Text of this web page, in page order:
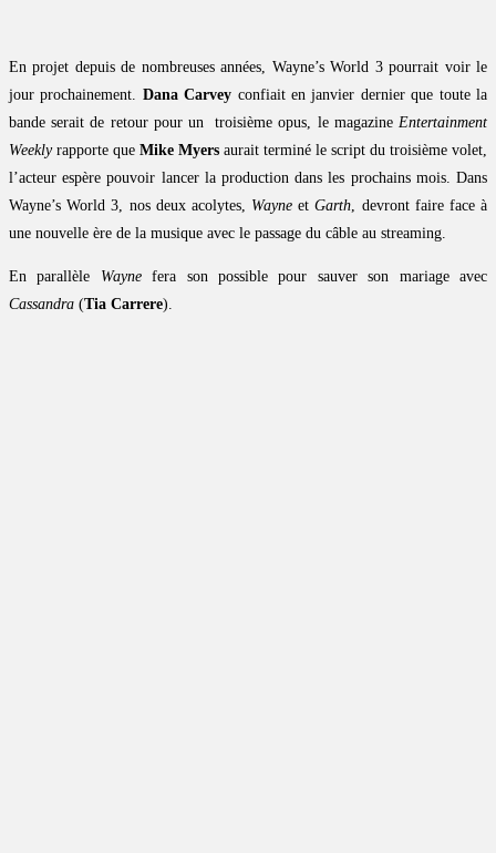
En projet depuis de nombreuses années, Wayne’s World 3 pourrait voir le
jour prochainement. Dana Carvey confiait en janvier dernier que toute la
bande serait de retour pour un troisième opus, le magazine Entertainment
Weeklyrapporte que Mike Myers aurait terminé le script du troisième volet,
l’acteur espère pouvoir lancer la production dans les prochains mois. Dans
Wayne’s World 3, nos deux acolytes, Wayne etGarth, devront faire face à
une nouvelle ère de la musique avec le passage du câble au streaming.
En parallèle Waynefera son possible pour sauver son mariage avec
Cassandra (Tia Carrere).